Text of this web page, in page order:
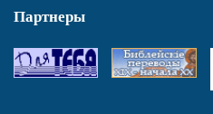
Партнеры